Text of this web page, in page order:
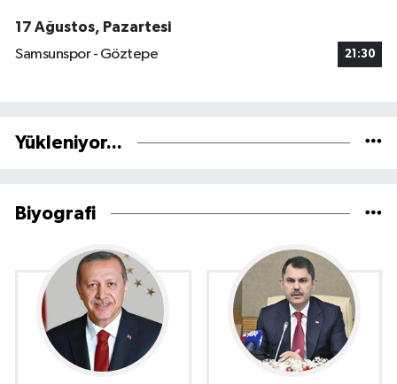
17 Ağustos, Pazartesi
Samsunspor - Göztepe
21:30
Yükleniyor...
Biyografi